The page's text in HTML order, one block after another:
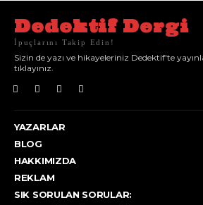
Dedektif Dergi
İpuçlarını Takip Edin!
Sizin de yazı ve hikayeleriniz Dedektif'te
tıklayınız.
YAZARLAR
BLOG
HAKKIMIZDA
REKLAM
SIK SORULAN SORULAR: